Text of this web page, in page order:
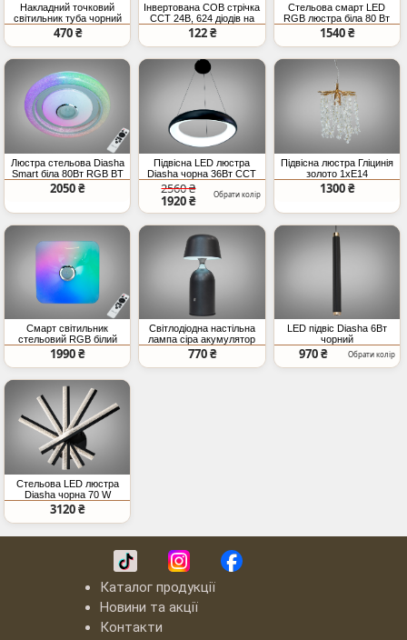
Накладний точковий
світильник туба чорний
GU10
470 ₴
Інвертована COB стрічка
CCT 24В, 624 діодів на
метр, 8мм,
теплий+холодний
122 ₴
Стельова смарт LED
RGB люстра біла 80 Вт
пульт
1540 ₴
Люстра стельова Diasha
Smart біла 80Вт RGB BT
Tuya
2050 ₴
Підвісна LED люстра
Diasha чорна 36Вт CCT
2560 ₴
1920 ₴ Обрати колір
Підвісна люстра Гліцинія
золото 1xE14
регульована
1300 ₴
Смарт світильник
стельовий RGB білий
80Вт BT
1990 ₴
Світлодіодна настільна
лампа сіра акумулятор
димер
770 ₴
LED підвіс Diasha 6Вт
чорний
970 ₴ Обрати колір
Стельова LED люстра
Diasha чорна 70 W
3120 ₴
Каталог продукції
Новини та акції
Контакти